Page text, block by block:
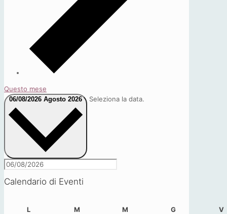
Questo mese
06/08/2026 Agosto 2026 Seleziona la data.
Calendario di Eventi
L Mmartedì Mmercoledì Ggiovedì V